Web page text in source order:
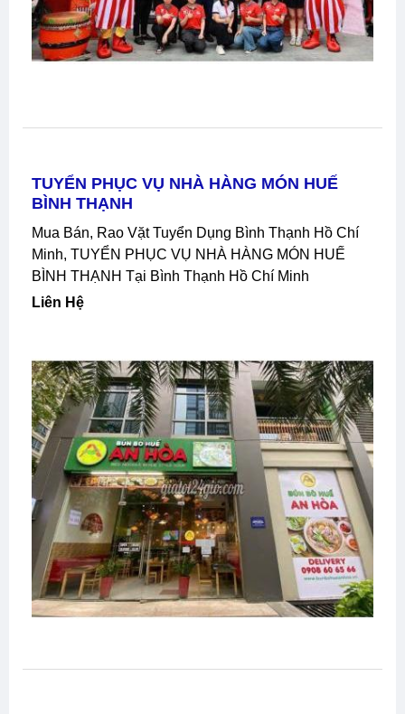
TUYỂN PHỤC VỤ NHÀ HÀNG MÓN HUẾ
BÌNH THẠNH
Mua Bán, Rao Vặt Tuyển Dụng Bình Thạnh Hồ Chí
Minh, TUYỂN PHỤC VỤ NHÀ HÀNG MÓN HUẾ
BÌNH THẠNH Tại Bình Thạnh Hồ Chí Minh
Liên Hệ